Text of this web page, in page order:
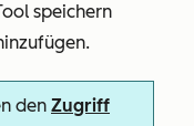
speichern
den Zugriff